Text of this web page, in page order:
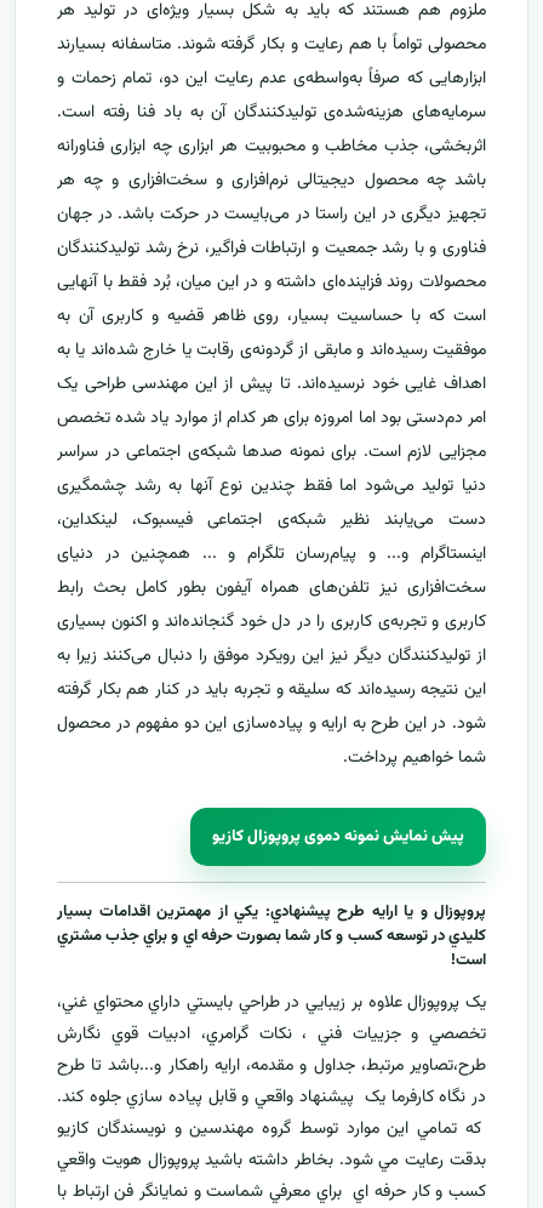
ملزوم هم هستند که باید به شکل بسیار ویژ‌ه‌ای در تولید هر
محصولی تواماً با هم رعایت و بکار گرفته شوند. متاسفانه بسیارند
ابزارهایی که صرفاً به‌واسطه‌ی عدم رعایت این دو، تمام زحمات و
سرمایه‌های هزینه‌شده‌ی تولیدکنندگان آن به باد فنا رفته است.
اثربخشی، جذب مخاطب و محبوبیت هر ابزاری چه ابزاری فناورانه
باشد چه محصول دیجیتالی نرم‌افزاری و سخت‌افزاری و چه هر
تجهیز دیگری در این راستا در می‌بایست در حرکت باشد. در جهان
فناوری و با رشد جمعیت و ارتباطات فراگیر، نرخ رشد تولید‌کنندگان
محصولات روند فزاینده‌ای داشته و در این میان، بُرد فقط با آنهایی
است که با حساسیت بسیار، روی ظاهر قضیه و کاربری آن به
موفقیت رسیده‌اند و مابقی از گردونه‌ی رقابت یا خارج شده‌اند یا به
اهداف غایی خود نرسیده‌اند. تا پیش از این مهندسی طراحی یک
امر دم‌دستی بود اما امروزه برای هر کدام از موارد یاد شده تخصص
مجزایی لازم است. برای نمونه صدها شبکه‌ی اجتماعی در سراسر
دنیا تولید می‌شود اما فقط چندین نوع آنها به رشد چشمگیری
دست می‌یابند نظیر شبکه‌ی اجتماعی فیسبوک، لینکداین،
اینستاگرام و... و پیام‌رسان‌ تلگرام و ... همچنین در دنیای
سخت‌افزاری نیز تلفن‌های همراه آیفون بطور کامل بحث رابط
کاربری و تجربه‌ی کاربری را در دل خود گنجانده‌اند و اکنون بسیاری
از تولید‌کنندگان دیگر نیز این رویکرد موفق را دنبال می‌کنند زیرا به
این نتیجه رسیده‌اند که سلیقه و تجربه باید در کنار هم بکار گرفته
شود. در این طرح به ارایه و پیاده‌سازی این دو مفهوم در محصول
شما خواهیم پرداخت.
پیش نمایش نمونه دموی پروپوزال کازیو
پروپوزال و يا ارايه طرح پيشنهادي: يکي از مهمترين اقدامات بسيار
کليدي در توسعه کسب و کار شما بصورت حرفه اي و براي جذب مشتري
است!
يک پروپوزال علاوه بر زيبايي در طراحي بايستي داراي محتواي غني،
تخصصي و جزييات فني ، نکات گرامري، ادبيات قوي نگارش
طرح،تصاوير مرتبط، جداول و مقدمه، ارایه راهکار و...باشد تا طرح
در نگاه کارفرما يک پيشنهاد واقعي و قابل پياده سازي جلوه کند.
که تمامي اين موارد توسط گروه مهندسين و نويسندگان کازيو
بدقت رعايت مي شود. بخاطر داشته باشيد پروپوزال هويت واقعي
کسب و کار حرفه اي براي معرفيشماست و نمایانگر فن ارتباط با